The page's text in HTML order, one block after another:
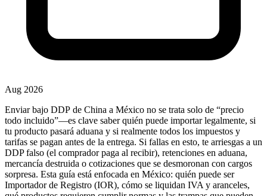
Aug 2026
Enviar bajo DDP de China a México no se trata solo de “precio
todo incluido”—es clave saberquién puede importar legalmente, si
tu producto pasará aduana y si realmente todos los impuestos y
tarifas se pagan antes de la entrega. Si fallas en esto, te arriesgas a un
DDP falso (el comprador paga al recibir), retenciones en aduana,
mercancía destruida o cotizaciones que se desmoronan con cargos
sorpresa. Esta guía está enfocada en México: quién puede ser
Importador de Registro (IOR), cómo se liquidan IVA y aranceles,